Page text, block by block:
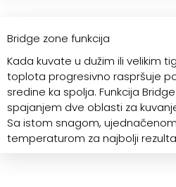
Bridge zone funkcija
Kada kuvate u dužim ili velikim
toplota progresivno raspršuje
sredine ka spolja. Funkcija
spajanjem dve oblasti za
Sa istom snagom,
temperaturom za najbolji